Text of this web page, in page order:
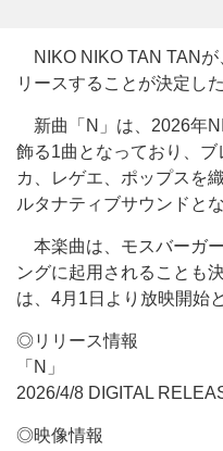
NIKO NIKO TAN TANが
リースすることが決定した
新曲「N」は、2026年
飾る1曲となっており、
カ、レゲエ、ポップスを
ルタナティブサウンドと
本楽曲は、モスバーガ
ングに起用されることも
は、4月1日より放映開始
◎リリース情報
「N」
2026/4/8 DIGITAL
◎映像情報